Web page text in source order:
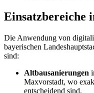
Einsatzbereiche
Die Anwendung von
bayerischen
sind:
Altbausanierungen
Maxvorstadt, wo
entscheidend sind.